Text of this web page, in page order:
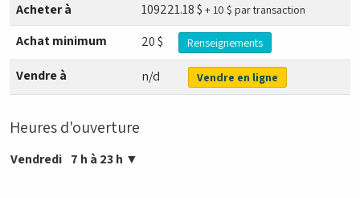
Acheter à 109221.18$ + 10 $ par transaction
Achat minimum 20 $ Renseignements
Vendre à n/d Vendre en ligne
Heures d'ouverture
Vendredi 7 h à 23 h ▼